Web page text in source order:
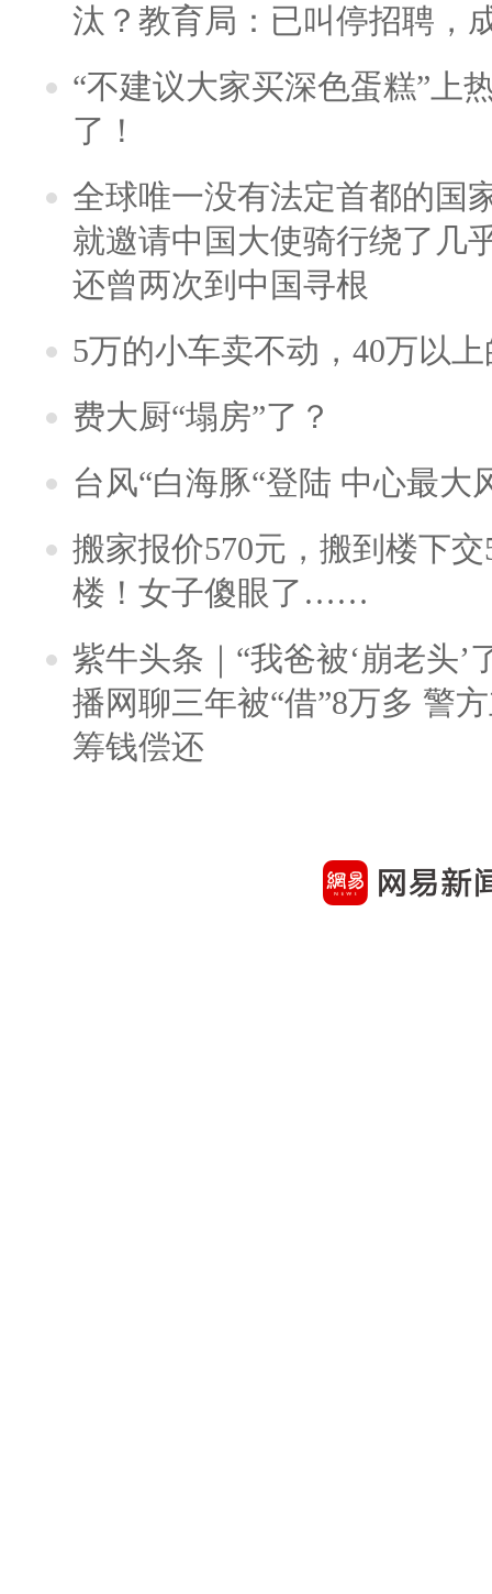
汰？教育局：已叫停招聘，
“不建议大家买深色蛋糕”上
了！
全球唯一没有法定首都的国
就邀请中国大使骑行绕了几
还曾两次到中国寻根
5万的小车卖不动，40万以
费大厨“塌房”了？
台风“白海豚“登陆 中心最大
搬家报价570元，搬到楼下
楼！女子傻眼了……
紫牛头条｜“我爸被‘崩老头’
播网聊三年被“借”8万多 警
筹钱偿还